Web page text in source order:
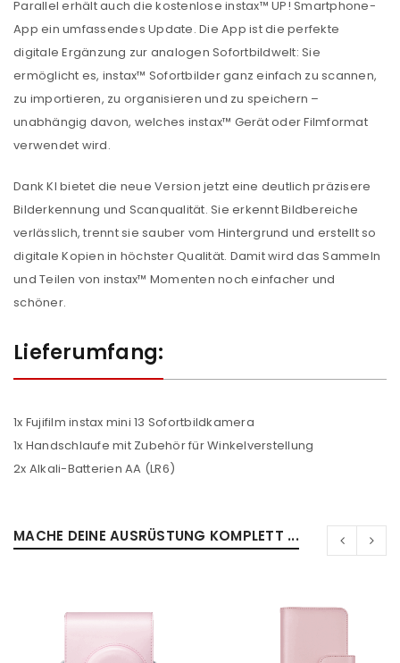
Parallel erhält auch die kostenlose instax™ UP! Smartphone-
App ein umfassendes Update. Die App ist die perfekte
digitale Ergänzung zur analogen Sofortbildwelt: Sie
ermöglicht es, instax™ Sofortbilder ganz einfach zu scannen,
zu importieren, zu organisieren und zu speichern –
unabhängig davon, welches instax™ Gerät oder Filmformat
verwendet wird.
Dank KI bietet die neue Version jetzt eine deutlich präzisere
Bilderkennung und Scanqualität. Sie erkennt Bildbereiche
verlässlich, trennt sie sauber vom Hintergrund und erstellt so
digitale Kopien in höchster Qualität. Damit wird das Sammeln
und Teilen von instax™ Momenten noch einfacher und
schöner.
Lieferumfang:
1x Fujifilm instax mini 13 Sofortbildkamera
1x Handschlaufe mit Zubehör für Winkelverstellung
2x Alkali-Batterien AA (LR6)
MACHE DEINE AUSRÜSTUNG KOMPLETT ...